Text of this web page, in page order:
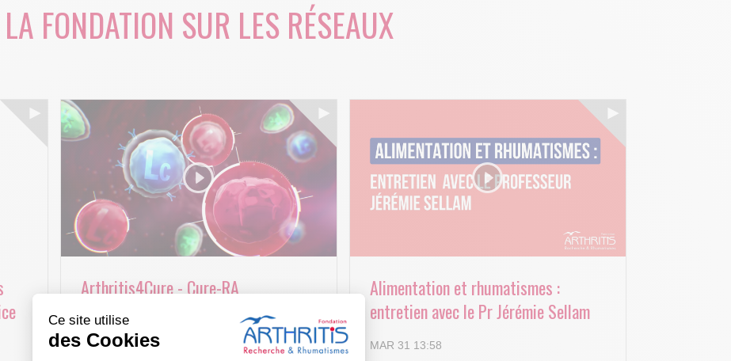
Ce site utilise
des Cookies
LA FONDATION SUR LES RÉSEAUX
Arthritis4Cure - Cure-RA
AVR 22 15:01
Alimentation et rhumatismes :
entretien avec le Pr Jérémie Sellam
MAR 31 13:58